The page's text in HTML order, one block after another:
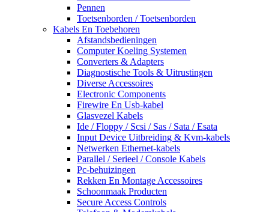
Pennen
Toetsenborden / Toetsenborden
Kabels En Toebehoren
Afstandsbedieningen
Computer Koeling Systemen
Converters & Adapters
Diagnostische Tools & Uitrustingen
Diverse Accessoires
Electronic Components
Firewire En Usb-kabel
Glasvezel Kabels
Ide / Floppy / Scsi / Sas / Sata / Esata
Input Device Uitbreiding & Kvm-kabels
Netwerken Ethernet-kabels
Parallel / Serieel / Console Kabels
Pc-behuizingen
Rekken En Montage Accessoires
Schoonmaak Producten
Secure Access Controls